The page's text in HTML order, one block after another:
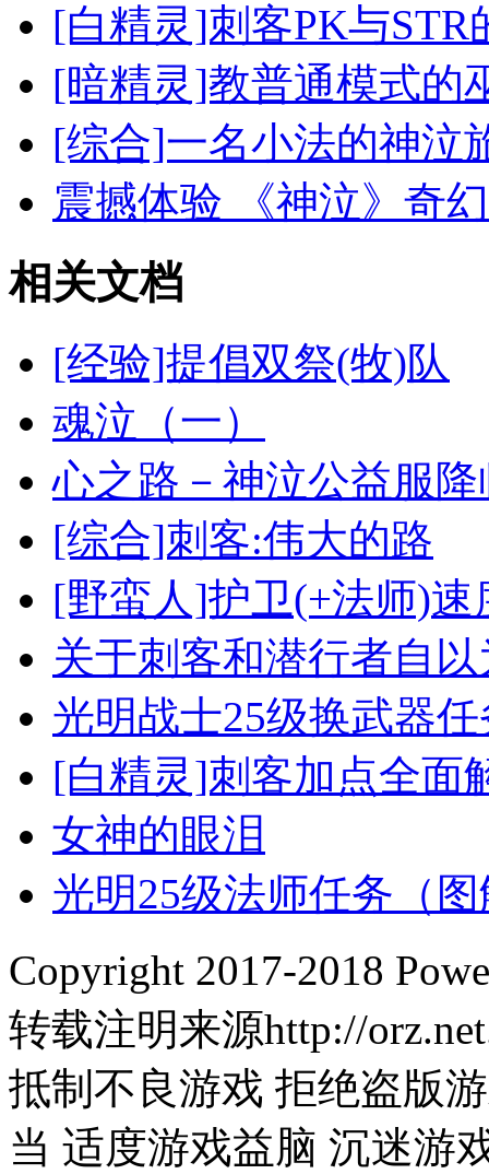
[白精灵]刺客PK与STR
[暗精灵]教普通模式的
[综合]一名小法的神泣
震撼体验 《神泣》奇
相关文档
[经验]提倡双祭(牧)队
魂泣（一）
心之路－神泣公益服
[综合]刺客:伟大的路
[野蛮人]护卫(+法师)速
关于刺客和潜行者自
光明战士25级换武器
[白精灵]刺客加点全面
女神的眼泪
光明25级法师任务（
Copyright 2017-2018
转载注明来源http://
抵制不良游戏 拒绝盗版
当 适度游戏益脑 沉迷游